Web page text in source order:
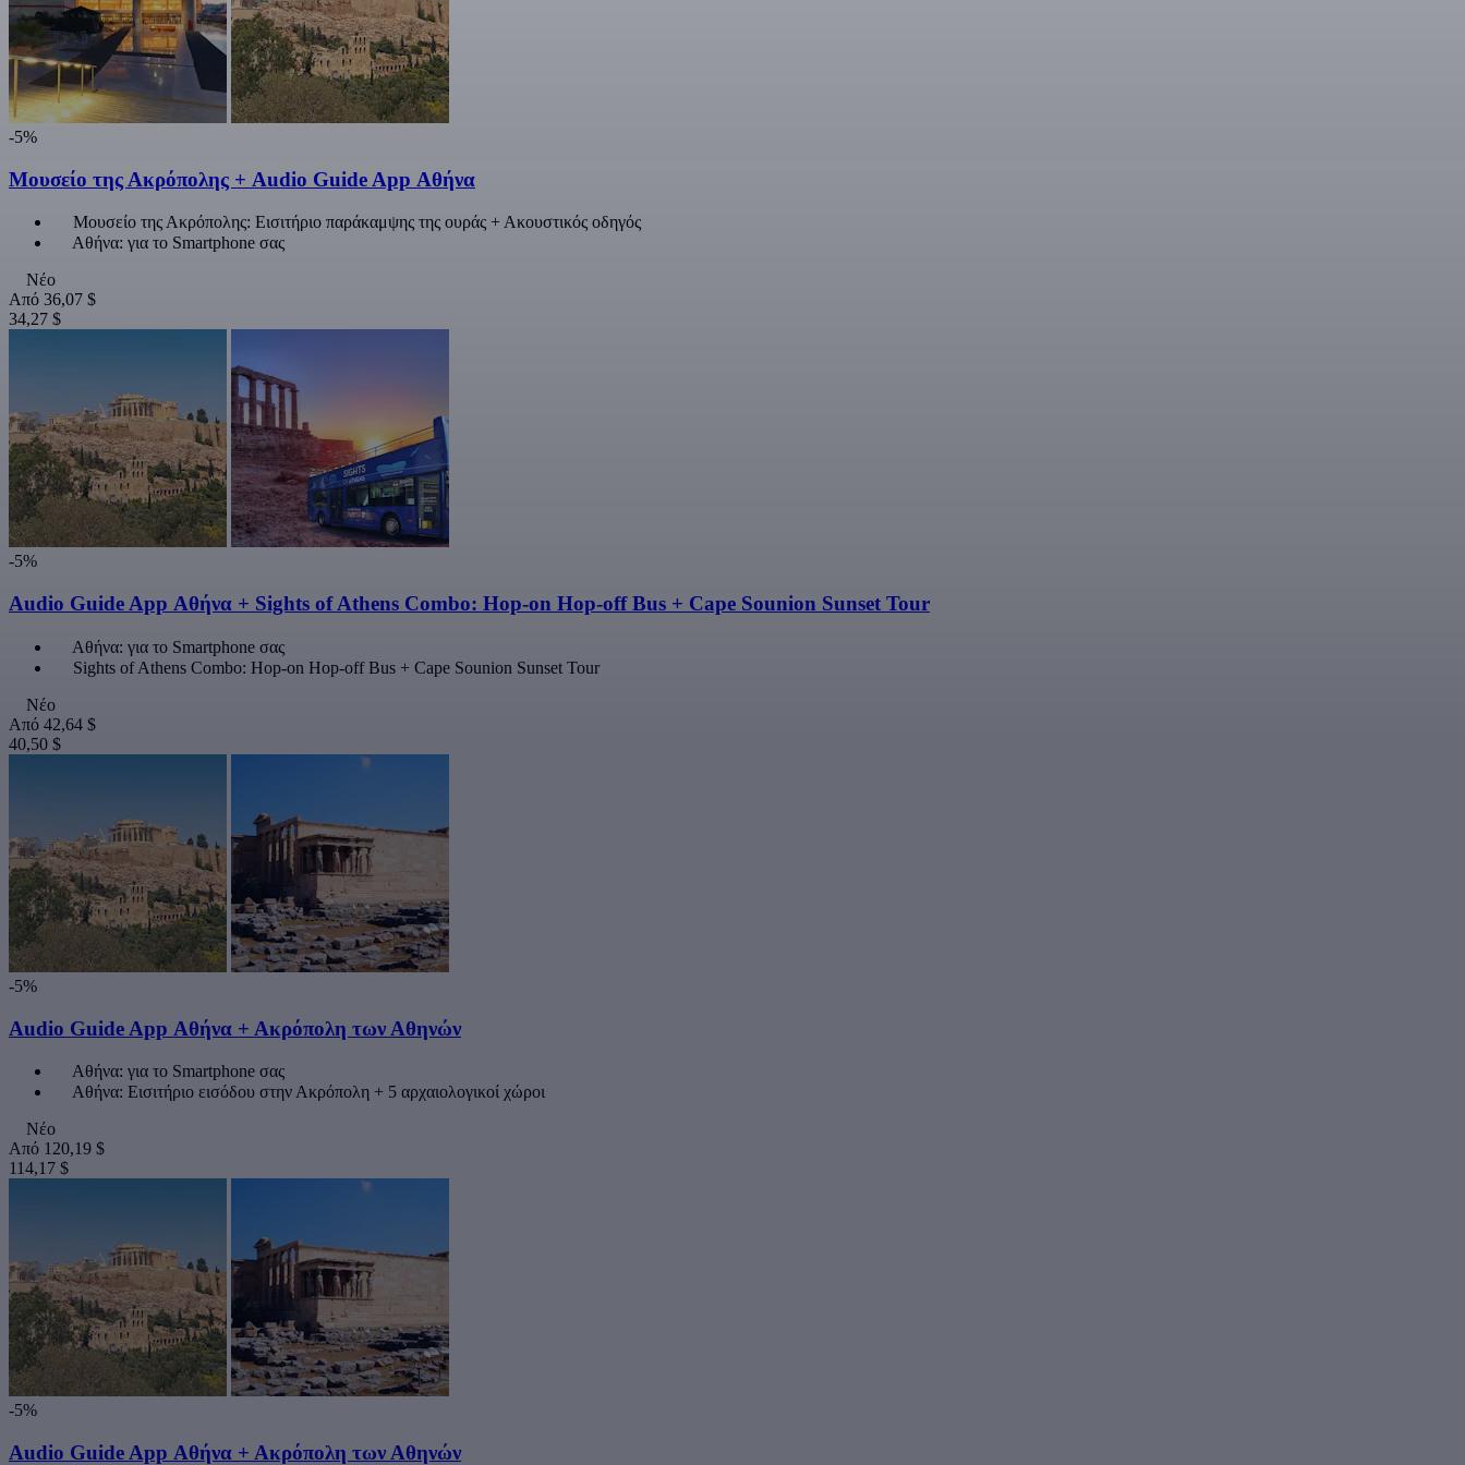
-5%
Μουσείο της Ακρόπολης + Audio Guide App Αθήνα
Μουσείο της Ακρόπολης: Εισιτήριο παράκαμψης της ουράς + Ακουστικός οδηγός
Αθήνα: για το Smartphone σας
Νέο
Από 36,07 $
34,27 $
-5%
Audio Guide App Αθήνα + Sights of Athens Combo: Hop-on Hop-off Bus + Cape Sounion Sunset Tour
Αθήνα: για το Smartphone σας
Sights of Athens Combo: Hop-on Hop-off Bus + Cape Sounion Sunset Tour
Νέο
Από 42,64 $
40,50 $
-5%
Audio Guide App Αθήνα + Ακρόπολη των Αθηνών
Αθήνα: για το Smartphone σας
Αθήνα: Εισιτήριο εισόδου στην Ακρόπολη + 5 αρχαιολογικοί χώροι
Νέο
Από 120,19 $
114,17 $
-5%
Audio Guide App Αθήνα + Ακρόπολη των Αθηνών